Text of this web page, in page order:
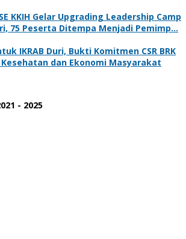
KKIH Gelar Upgrading Leadership Camp
75 Peserta Ditempa Menjadi Pemimp…
IKRAB Duri, Bukti Komitmen CSR BRK
dan Ekonomi Masyarakat
- 2025